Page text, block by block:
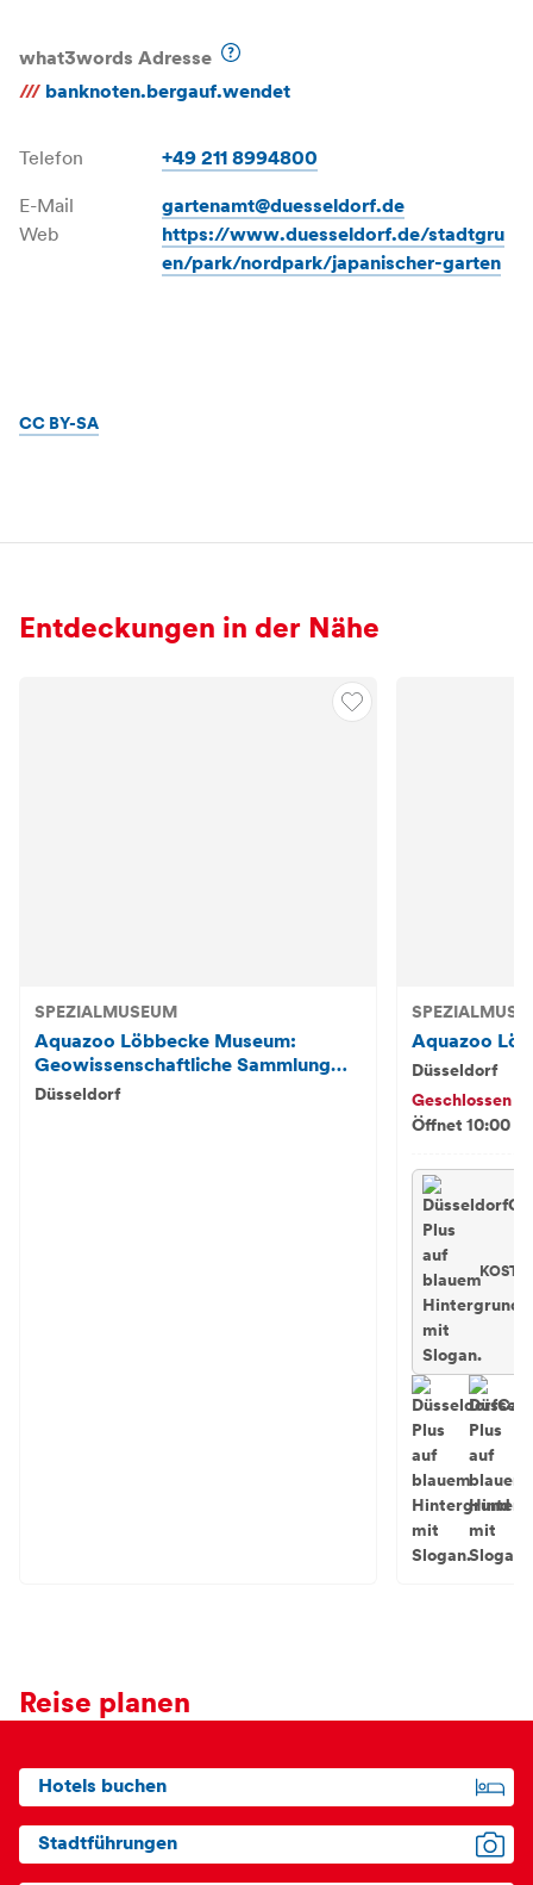
what3words Adresse
/// banknoten.bergauf.wendet
Telefon +49 211 8994800
E-Mail
gartenamt@duesseldorf.de
Web
https://www.duesseldorf.de/stadtgru
en/park/nordpark/japanischer-garten
CC BY-SA
Entdeckungen in der Nähe
SPEZIALMUSEUM
Aquazoo Löbbecke Museum:
Geowissenschaftliche Sammlung
und Mineralogie
Düsseldorf
Aquazoo
Düsseldorf
Geschlossen
Öffnet 10:00 -
Reise planen
Hotels buchen
Stadtführungen